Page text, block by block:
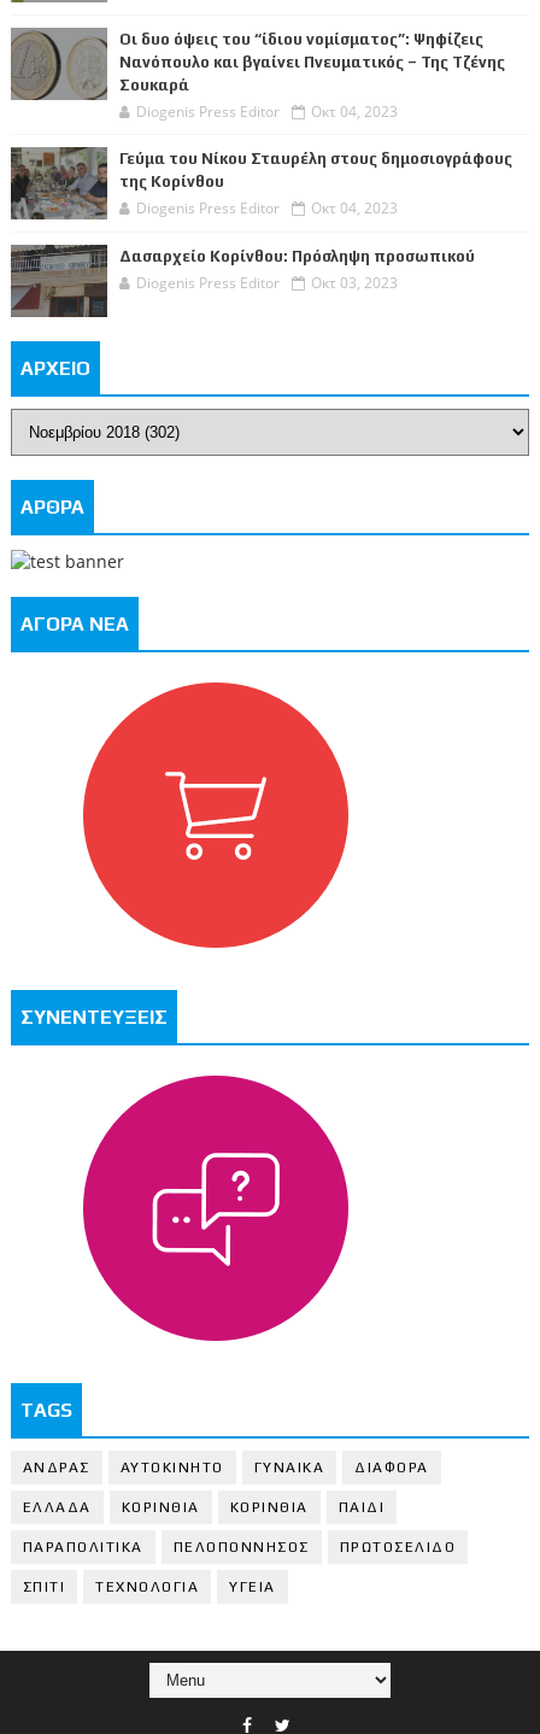
Οι δυο όψεις του “ίδιου νομίσματος”: Ψηφίζεις
Νανόπουλο και βγαίνει Πνευματικός – Της Τζένης
Σουκαρά
Diogenis Press Editor Οκτ 04, 2023
Γεύμα του Νίκου Σταυρέλη στους δημοσιογράφους
της Κορίνθου
Diogenis Press Editor Οκτ 04, 2023
Δασαρχείο Κορίνθου: Πρόσληψη προσωπικού
Diogenis Press Editor Οκτ 03, 2023
ΑΡΧΕΙΟ
ΑΡΘΡΑ
ΑΓΟΡΑ ΝΕΑ
ΣΥΝΕΝΤΕΥΞΕΙΣ
TAGS
ΑΝΔΡΑΣ ΑΥΤΟΚΙΝΗΤΟ ΓΥΝΑΙΚΑ ΔΙΑΦΟΡΑ
ΕΛΛΑΔΑ ΚΟΡΙΝΘΙΑ ΚΟΡΙΝΘΙA ΠΑΙΔΙ
ΠΑΡΑΠΟΛΙΤΙΚΑ ΠΕΛΟΠΟΝΝΗΣΟΣ ΠΡΩΤΟΣΕΛΙΔΟ
ΣΠΙΤΙ ΤΕΧΝΟΛΟΓΙΑ ΥΓΕΙΑ